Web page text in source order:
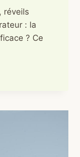
réveils
: la
? Ce